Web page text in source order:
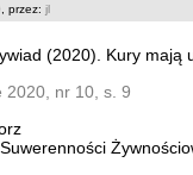
, przez: jl
(2020). Kury mają
2020, nr 10, s. 9